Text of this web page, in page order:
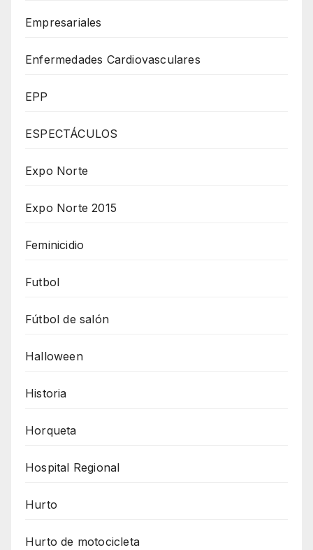
Empresariales
Enfermedades Cardiovasculares
EPP
ESPECTÁCULOS
Expo Norte
Expo Norte 2015
Feminicidio
Futbol
Fútbol de salón
Halloween
Historia
Horqueta
Hospital Regional
Hurto
Hurto de motocicleta